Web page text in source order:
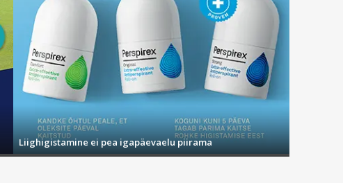
Liighigistamine ei pea igapäevaelu piirama